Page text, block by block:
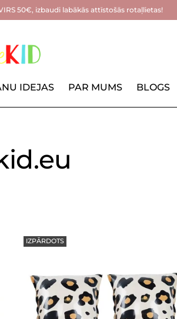
50€, izbaudi labākās attīstošās rotaļlietas!
IDEJAS PAR MUMS BLOGS
IZPĀRDOTS